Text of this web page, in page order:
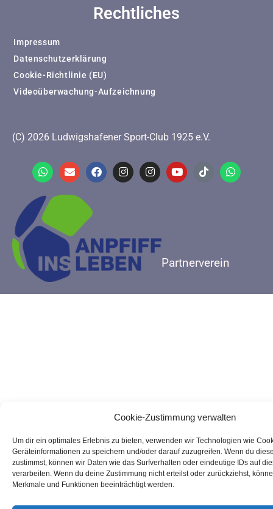
Cookie-Zustimmung verwalten
Um dir ein optimales Erlebnis zu bieten, verwenden wir Technologien wie
Geräteinformationen zu speichern und/oder darauf zuzugreifen. Wenn du
zustimmst, können wir Daten wie das Surfverhalten oder eindeutige IDs auf
verarbeiten. Wenn du deine Zustimmung nicht erteilst oder zurückziehst,
Merkmale und Funktionen beeinträchtigt werden.
Rechtliches
Impressum
Datenschutzerklärung
Cookie-Richtlinie (EU)
Videoüberwachung-Aufzeichnung
(C) 2026 Ludwigshafener Sport-Club 1925 e.V.
Partnerverein